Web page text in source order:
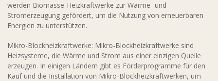
werden Biomasse-Heizkraftwerke zur Wärme- und
Stromerzeugung gefördert, um die Nutzung von erneuerbaren
Energien zu unterstützen.
Mikro-Blockheizkraftwerke: Mikro-Blockheizkraftwerke sind
Heizsysteme, die Wärme und Strom aus einer einzigen Quelle
erzeugen. In einigen Ländern gibt es Förderprogramme für den
Kauf und die Installation von Mikro-Blockheizkraftwerken, um